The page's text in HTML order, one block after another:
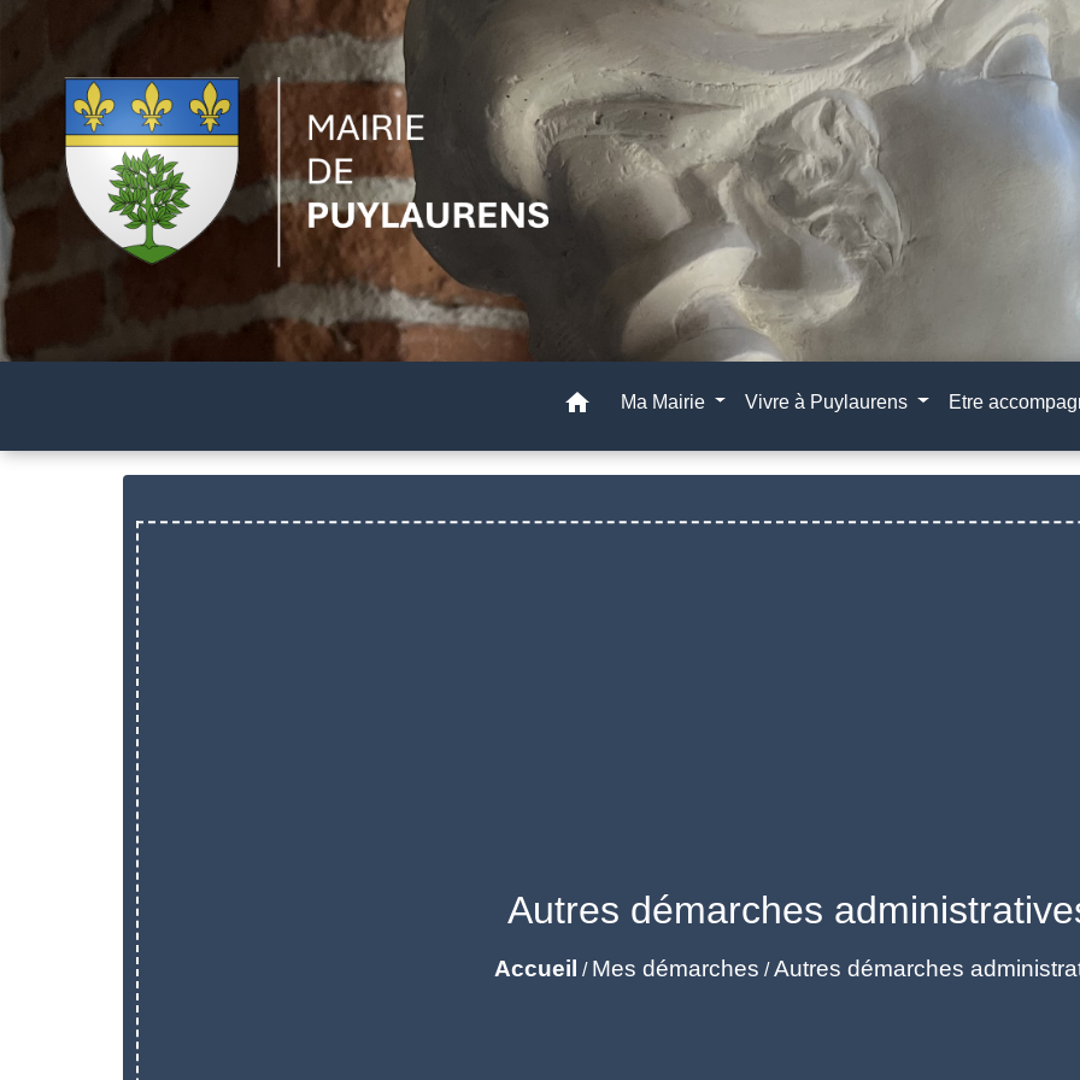
home Ma Mairie Vivre à Puylaurens Etre
Autres démarches
Accueil / Mes démarches /Autres démarches